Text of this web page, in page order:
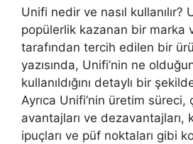
Unifi nedir ve nasıl kullanılır?
popülerlik kazanan bir marka
tarafından tercih edilen bir
yazısında, Unifi’nin ne
kullanıldığını detaylı bir
Ayrıca Unifi’nin üretim
avantajları ve dezavantajları,
ipuçları ve püf noktaları gibi